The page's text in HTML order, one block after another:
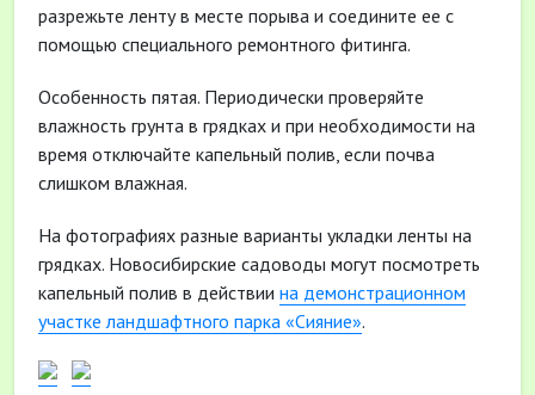
разрежьте ленту в месте порыва и соедините ее с
помощью специального ремонтного фитинга.
Особенность пятая. Периодически проверяйте
влажность грунта в грядках и при необходимости на
время отключайте капельный полив, если почва
слишком влажная.
На фотографиях разные варианты укладки ленты на
грядках. Новосибирские садоводы могут посмотреть
капельный полив в действии на демонстрационном
участке ландшафтного парка «Сияние».